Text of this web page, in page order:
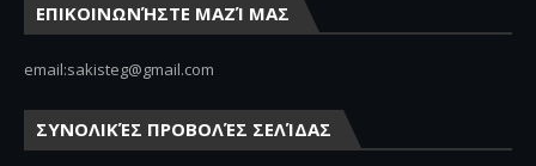
ΕΠΙΚΟΙΝΩΝΉΣΤΕ ΜΑΖΊ ΜΑΣ
email:sakisteg@gmail.com
ΣΥΝΟΛΙΚΈΣ ΠΡΟΒΟΛΈΣ ΣΕΛΊΔΑΣ